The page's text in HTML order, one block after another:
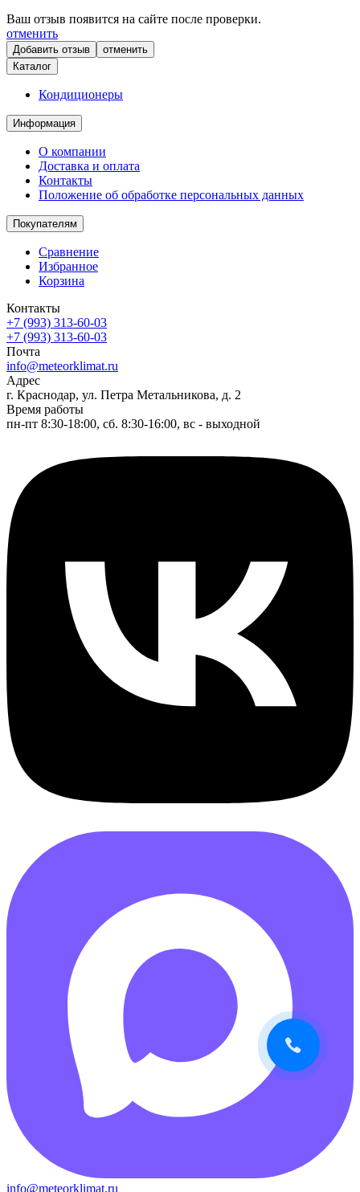
Ваш отзыв появится на сайте после проверки.
отменить
отменить
Каталог
Кондиционеры
Информация
О компании
Доставка и оплата
Контакты
Положение об обработке персональных данных
Покупателям
Сравнение
Избранное
Корзина
Контакты
+7 (993) 313-60-03
+7 (993) 313-60-03
Почта
info@meteorklimat.ru
Адрес
г. Краснодар, ул. Петра Метальникова, д. 2
Время работы
пн-пт 8:30-18:00, сб. 8:30-16:00, вс - выходной
info@meteorklimat.ru